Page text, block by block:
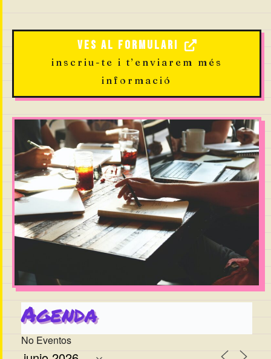
Ves al formulari
inscriu-te i t’enviarem més
informació
Agenda
No Eventos